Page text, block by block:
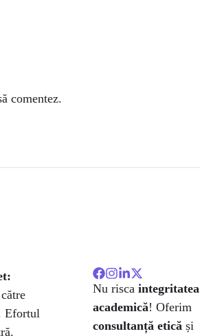
comentez.
către
Efortul
Nu risca integritatea
academică! Oferim
consultanță eticăși